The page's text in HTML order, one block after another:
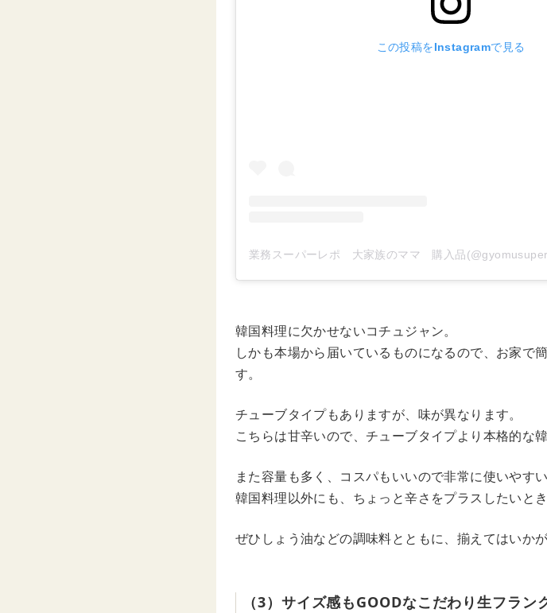
この投稿をInstagramで見る
韓国料理に欠かせないコチュジャン。
しかも本場から届いているものになるので、お家で
す。
チューブタイプもありますが、味が異なります。
こちらは甘辛いので、チューブタイプより本格的な韓
また容量も多く、コスパもいいので非常に使いやすい
韓国料理以外にも、ちょっと辛さをプラスしたいと
ぜひしょう油などの調味料とともに、揃えてはいかが
（3）サイズ感もGOODなこだわり生フラン